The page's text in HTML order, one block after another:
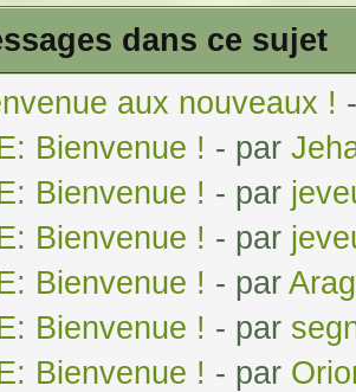
dans ce sujet
aux nouveaux !
Bienvenue ! - par
Bienvenue ! - par
Bienvenue ! - par
Bienvenue ! - par
Bienvenue ! - par
Bienvenue ! - par